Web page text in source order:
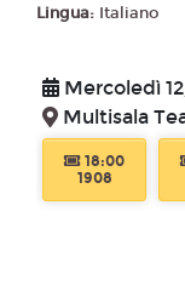
Lingua: Italiano
Mercoledì
Multisala
18:00
1908